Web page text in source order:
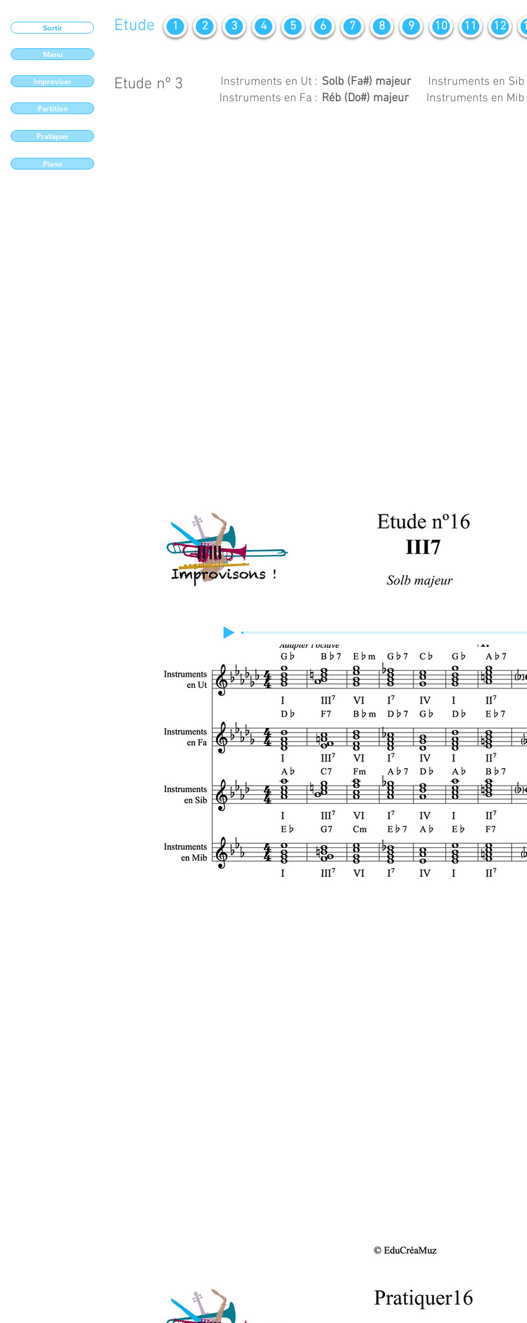
Menu
Improviser
Partition
Pratiquer
Piano
Sortir
Etude nº 3
Instruments en Ut :
Instruments en Fa :
Solb (Fa#) majeur
Instruments en Sib
Réb (Do#) majeur
Instruments en Mib
Etude 1 2 3 4 5 6 7 8 9 10 11 12